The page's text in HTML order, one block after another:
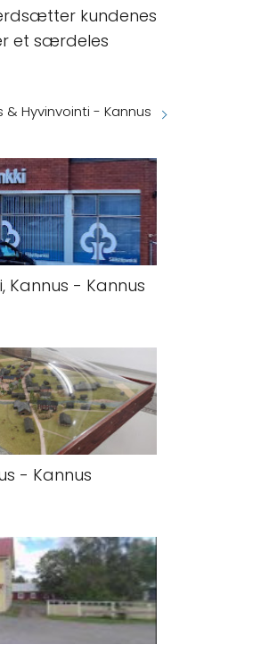
kundenes
et særdeles
& Hyvinvointi - Kannus
Kannus - Kannus
- Kannus